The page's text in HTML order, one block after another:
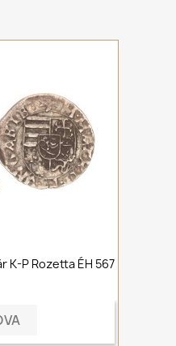
K-P Rozetta ÉH 567